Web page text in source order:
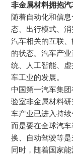
非金属材料拥抱
随着自动化和信
态、出行模式、
汽车相关的互联
的状态。汽车产
统、人工智能、
车工业的发展。
中国第一汽车集
验室非金属材料
车产业已进入持
而是要在全球汽
换、自动驾驶等是
同时，随着国家